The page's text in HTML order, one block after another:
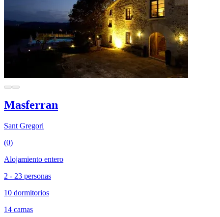
Masferran
Sant Gregori
(0)
Alojamiento entero
2 - 23 personas
10 dormitorios
14 camas